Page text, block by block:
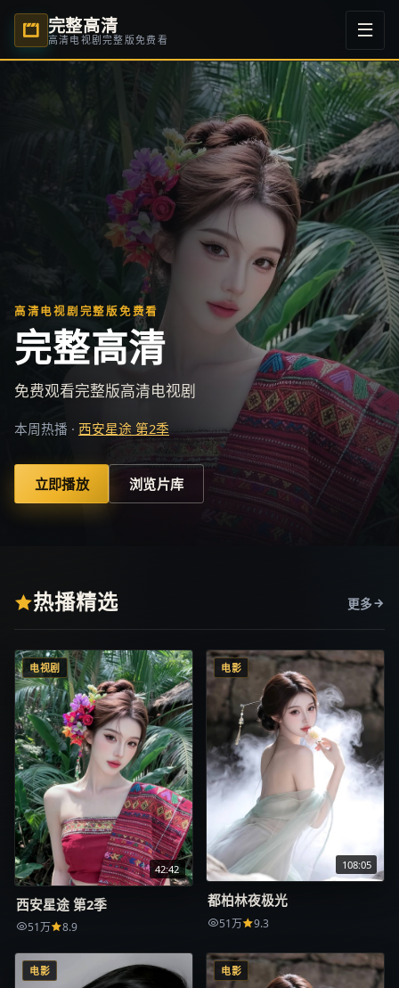
完整高清
高清电视剧完整版免费看
高清电视剧完整版免费看
完整高清
免费观看完整版高清电视剧
本周热播 · 西安星途 第2季
立即播放 浏览片库
热播精选 更多
电视剧
42:42
西安星途 第2季
51万 8.9
电影
108:05
都柏林夜极光
51万 9.3
电影 电影